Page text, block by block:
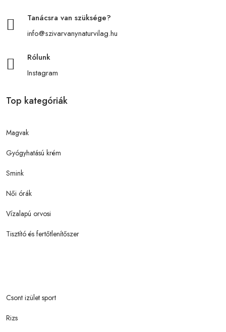
Tanácsra van szüksége?
info@szivarvanynaturvilag.hu
Rólunk
Instagram
Top kategóriák
Magvak
Gyógyhatású krém
Smink
Női órák
Vízalapú orvosi
Tisztító és fertőtlenítőszer
Csont izület sport
Rizs